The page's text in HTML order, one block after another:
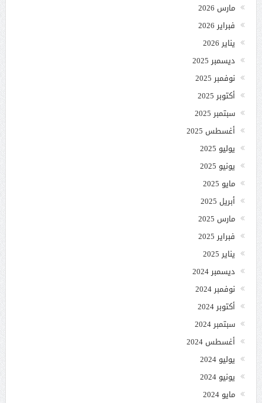
مارس 2026
فبراير 2026
يناير 2026
ديسمبر 2025
نوفمبر 2025
أكتوبر 2025
سبتمبر 2025
أغسطس 2025
يوليو 2025
يونيو 2025
مايو 2025
أبريل 2025
مارس 2025
فبراير 2025
يناير 2025
ديسمبر 2024
نوفمبر 2024
أكتوبر 2024
سبتمبر 2024
أغسطس 2024
يوليو 2024
يونيو 2024
مايو 2024